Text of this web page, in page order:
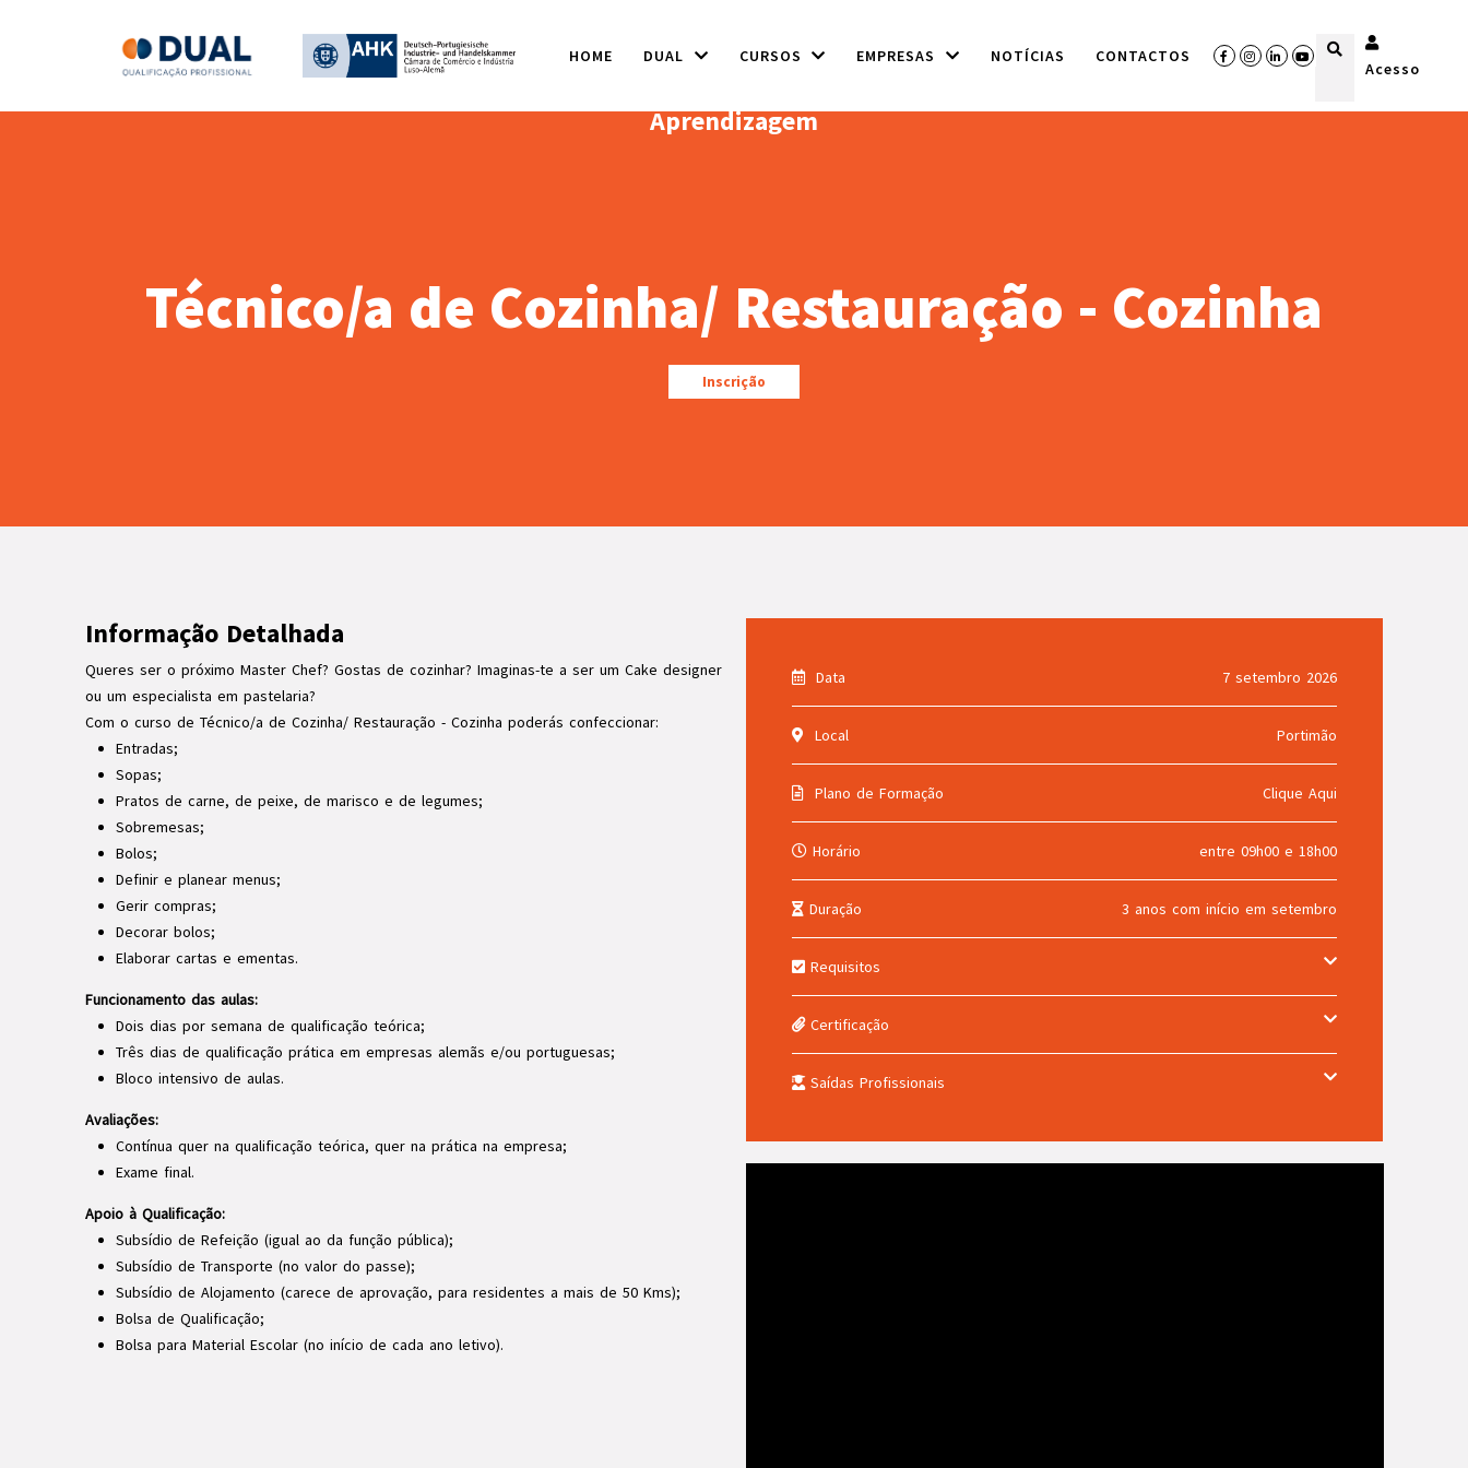
HOME DUAL CURSOS EMPRESAS NOTÍCIAS CONTACTOS
Acesso
Aprendizagem
Técnico/a de Cozinha/ Restauração - Cozinha
Inscrição
Informação Detalhada
Queres ser o próximo Master Chef? Gostas de cozinhar? Imaginas-te a ser um Cake designer
ou um especialista em pastelaria?
Com o curso de Técnico/a de Cozinha/ Restauração - Cozinha poderás confeccionar:
Entradas;
Sopas;
Pratos de carne, de peixe, de marisco e de legumes;
Sobremesas;
Bolos;
Definir e planear menus;
Gerir compras;
Decorar bolos;
Elaborar cartas e ementas.
Funcionamento das aulas:
Dois dias por semana de qualificação teórica;
Três dias de qualificação prática em empresas alemãs e/ou portuguesas;
Bloco intensivo de aulas.
Avaliações:
Contínua quer na qualificação teórica, quer na prática na empresa;
Exame final.
Apoio à Qualificação:
Subsídio de Refeição (igual ao da função pública);
Subsídio de Transporte (no valor do passe);
Subsídio de Alojamento (carece de aprovação, para residentes a mais de 50 Kms);
Bolsa de Qualificação;
Bolsa para Material Escolar (no início de cada ano letivo).
Data 7 setembro 2026
Local Portimão
Plano de Formação Clique Aqui
Horário entre 09h00 e 18h00
Duração 3 anos com início em setembro
Requisitos
Certificação
Saídas Profissionais